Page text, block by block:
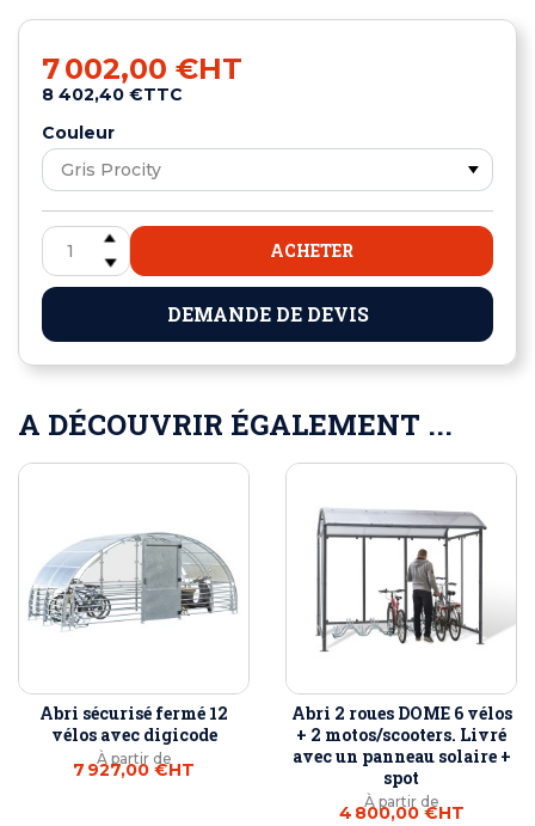
7 002,00 €HT
8 402,40 €TTC
Couleur
ACHETER
DEMANDE DE DEVIS
A DÉCOUVRIR ÉGALEMENT ...
Abri sécurisé fermé 12
vélos avec digicode
À partir de
7 927,00 €HT
Abri 2 roues DOME 6 vélos
+ 2 motos/scooters. Livré
avec un panneau solaire +
spot
À partir de
4 800,00 €HT